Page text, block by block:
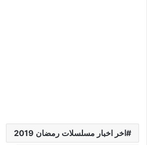
اخر اخبار مسلسلات رمضان 2019